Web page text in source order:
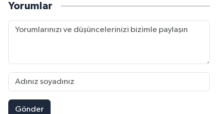
Yorumlar
Gönder